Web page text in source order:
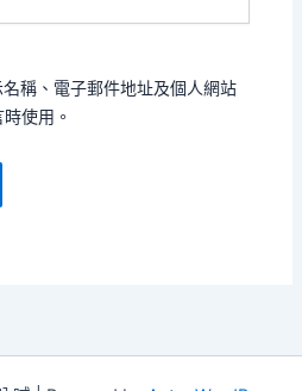
稱、電子郵件地址及個人網站
使用。